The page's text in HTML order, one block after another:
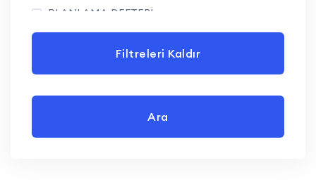
PLANLAMA DEFTERİ
Filtreleri Kaldır
Ara